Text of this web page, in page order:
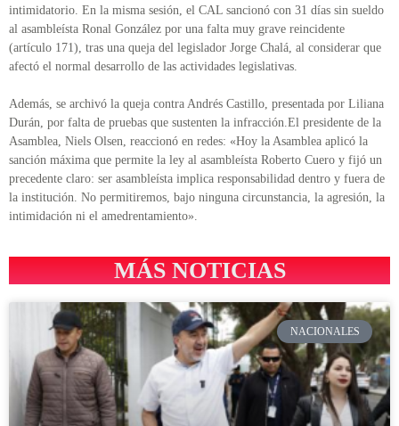
intimidatorio. En la misma sesión, el CAL sancionó con 31 días sin sueldo
al asambleísta Ronal González por una falta muy grave reincidente
(artículo 171), tras una queja del legislador Jorge Chalá, al considerar que
afectó el normal desarrollo de las actividades legislativas.
Además, se archivó la queja contra Andrés Castillo, presentada por Liliana
Durán, por falta de pruebas que sustenten la infracción.El presidente de la
Asamblea, Niels Olsen, reaccionó en redes: «Hoy la Asamblea aplicó la
sanción máxima que permite la ley al asambleísta Roberto Cuero y fijó un
precedente claro: ser asambleísta implica responsabilidad dentro y fuera de
la institución. No permitiremos, bajo ninguna circunstancia, la agresión, la
intimidación ni el amedrentamiento».
MÁS NOTICIAS
NACIONALES